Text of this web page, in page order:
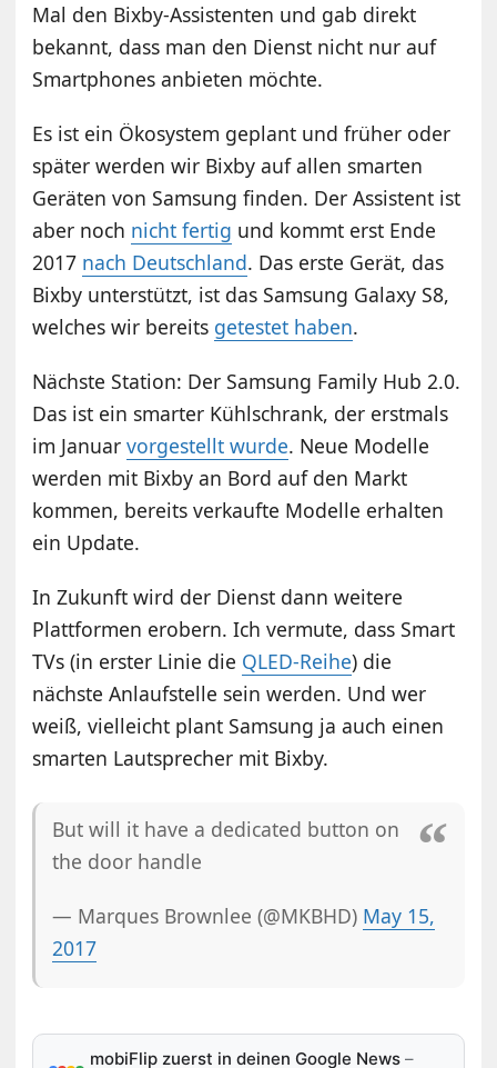
Mal den Bixby-Assistenten und gab direkt
bekannt, dass man den Dienst nicht nur auf
Smartphones anbieten möchte.
Es ist ein Ökosystem geplant und früher oder
später werden wir Bixby auf allen smarten
Geräten von Samsung finden. Der Assistent ist
aber noch nicht fertig und kommt erst Ende
2017 nach Deutschland. Das erste Gerät, das
Bixby unterstützt, ist das Samsung Galaxy S8,
welches wir bereits getestet haben.
Nächste Station: Der Samsung Family Hub 2.0.
Das ist ein smarter Kühlschrank, der erstmals
im Januarvorgestellt wurde. Neue Modelle
werden mit Bixby an Bord auf den Markt
kommen, bereits verkaufte Modelle erhalten
ein Update.
In Zukunft wird der Dienst dann weitere
Plattformen erobern. Ich vermute, dass Smart
TVs (in erster Linie die QLED-Reihe) die
nächste Anlaufstelle sein werden. Und wer
weiß, vielleicht plant Samsung ja auch einen
smarten Lautsprecher mit Bixby.
But will it have a dedicated button on
the door handle
— Marques Brownlee (@MKBHD) May 15,
2017
mobiFlip zuerst in deinen Google News –